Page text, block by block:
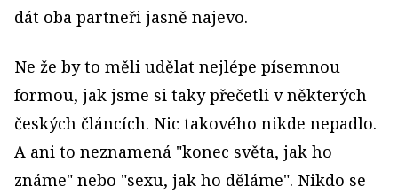
dát oba partneři jasně najevo.
Ne že by to měli udělat nejlépe písemnou
formou, jak jsme si taky přečetli v některých
českých článcích. Nic takového nikde nepadlo.
A ani to neznamená "konec světa, jak ho
známe" nebo "sexu, jak ho děláme". Nikdo se